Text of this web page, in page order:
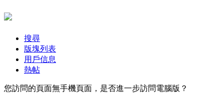
搜尋
版塊列表
用戶信息
熱帖
您訪問的頁面無手機頁面，是否進一步訪問電腦版？